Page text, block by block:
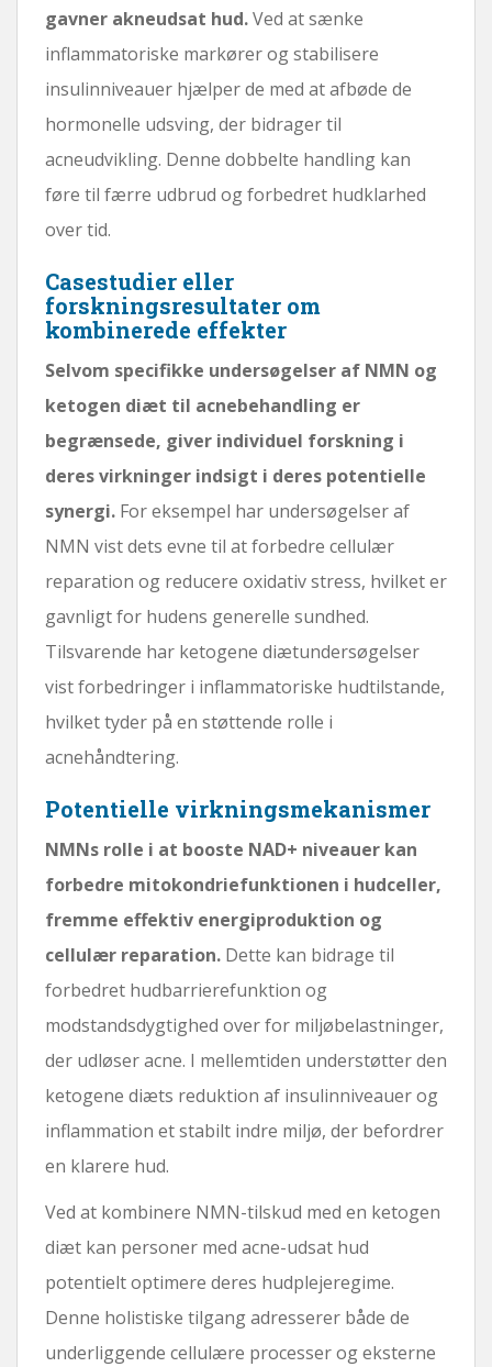
gavner akneudsat hud.Ved at sænke
inflammatoriske markører og stabilisere
insulinniveauer hjælper de med at afbøde de
hormonelle udsving, der bidrager til
acneudvikling. Denne dobbelte handling kan
føre til færre udbrud og forbedret hudklarhed
over tid.
Casestudier eller
forskningsresultater om
kombinerede effekter
Selvom specifikke undersøgelser af NMN og
ketogen diæt til acnebehandling er
begrænsede, giver individuel forskning i
deres virkninger indsigt i deres potentielle
synergi. For eksempel har undersøgelser af
NMN vist dets evne til at forbedre cellulær
reparation og reducere oxidativ stress, hvilket er
gavnligt for hudens generelle sundhed.
Tilsvarende har ketogene diætundersøgelser
vist forbedringer i inflammatoriske hudtilstande,
hvilket tyder på en støttende rolle i
acnehåndtering.
Potentielle virkningsmekanismer
NMNs rolle i at booste NAD+ niveauer kan
forbedre mitokondriefunktionen i hudceller,
fremme effektiv energiproduktion og
cellulær reparation. Dette kan bidrage til
forbedret hudbarrierefunktion og
modstandsdygtighed over for miljøbelastninger,
der udløser acne. I mellemtiden understøtter den
ketogene diæts reduktion af insulinniveauer og
inflammation et stabilt indre miljø, der befordrer
en klarere hud.
Ved at kombinere NMN-tilskud med en ketogen
diæt kan personer med acne-udsat hud
potentielt optimere deres hudplejeregime.
Denne holistiske tilgang adresserer både de
underliggende cellulære processer og eksterne